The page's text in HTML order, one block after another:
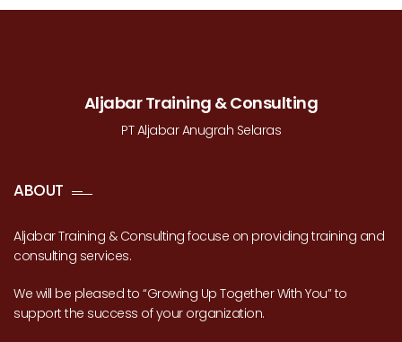
Aljabar Training & Consulting
PT Aljabar Anugrah Selaras
ABOUT
Aljabar Training & Consulting focuse on providing training and
consulting services.
We will be pleased to “Growing Up Together With You” to
support the success of your organization.